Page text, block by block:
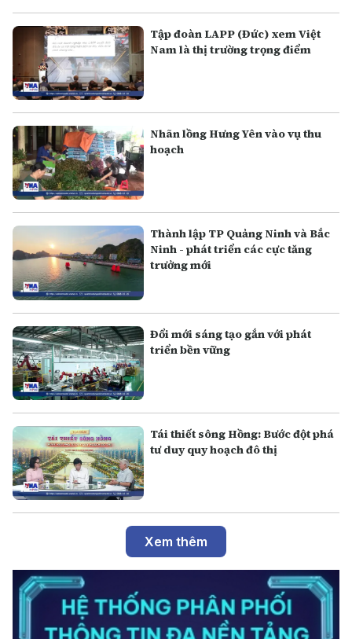
Tập đoàn LAPP (Đức) xem Việt
Nam là thị trường trọng điểm
Nhãn lồng Hưng Yên vào vụ thu
hoạch
Thành lập TP Quảng Ninh và Bắc
Ninh - phát triển các cực tăng
trưởng mới
Đổi mới sáng tạo gắn với phát
triển bền vững
Tái thiết sông Hồng: Bước đột phá
tư duy quy hoạch đô thị
Xem thêm